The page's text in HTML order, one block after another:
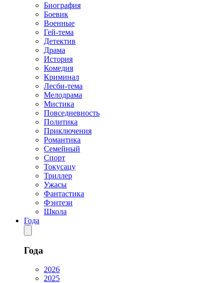
Биография
Боевик
Военные
Гей-тема
Детектив
Драма
История
Комедия
Криминал
Лесби-тема
Мелодрама
Мистика
Повседневность
Политика
Приключения
Романтика
Семейный
Спорт
Токусацу
Триллер
Ужасы
Фантастика
Фэнтези
Школа
Года
Года
2026
2025